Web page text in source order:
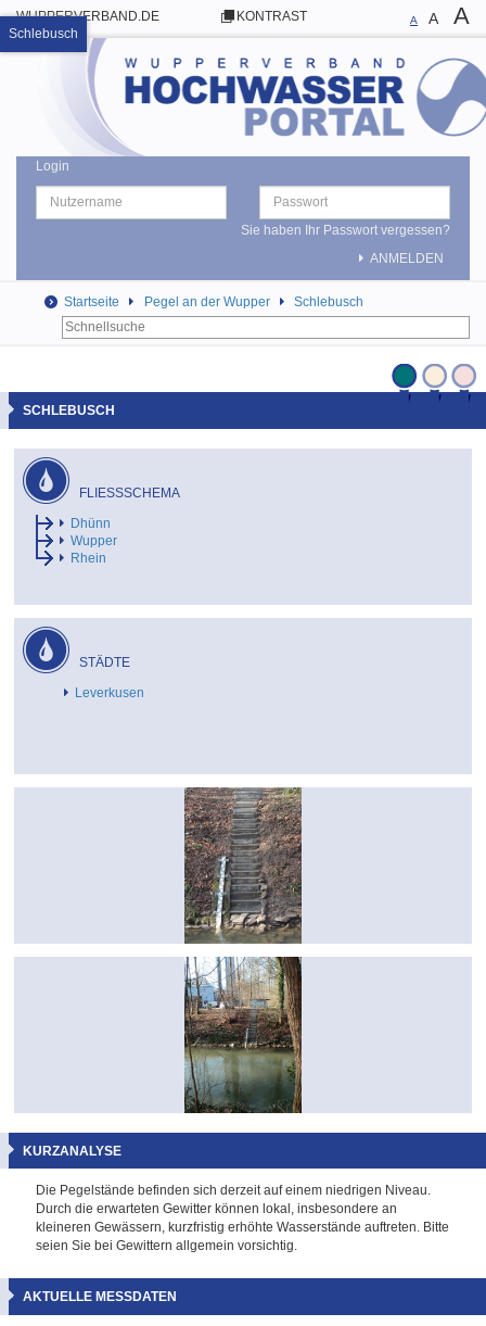
WUPPERVERBAND.DE KONTRAST A A A
Login
Sie haben Ihr Passwort vergessen?
ANMELDEN
Startseite Pegel an der Wupper Schlebusch
SCHLEBUSCH
FLIESSSCHEMA
Dhünn
Wupper
Rhein
STÄDTE
Leverkusen
KURZANALYSE
Die Pegelstände befinden sich derzeit auf einem niedrigen Niveau.
Durch die erwarteten Gewitter können lokal, insbesondere an
kleineren Gewässern, kurzfristig erhöhte Wasserstände auftreten. Bitte
seien Sie bei Gewittern allgemein vorsichtig.
AKTUELLE MESSDATEN
Schlebusch